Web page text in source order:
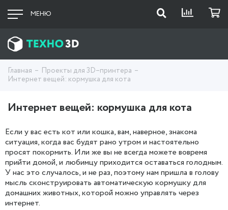
МЕНЮ
Главная
Проекты для 3D–принтера
Интернет вещей: кормушка для кота
Интернет вещей: кормушка для кота
Если у вас есть кот или кошка, вам, наверное, знакома
ситуация, когда вас будят рано утром и настоятельно
просят покормить. Или же вы не всегда можете вовремя
прийти домой, и любимцу приходится оставаться голодным.
У нас это случалось, и не раз, поэтому нам пришла в голову
мысль сконструировать автоматическую кормушку для
домашних животных, которой можно управлять через
интернет.